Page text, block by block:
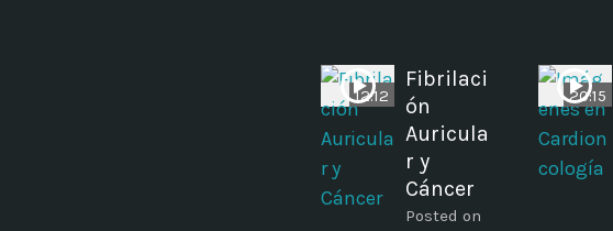
12:12
Fibrilaci
ón
Auricula
r y
Cáncer
Posted on
20:15